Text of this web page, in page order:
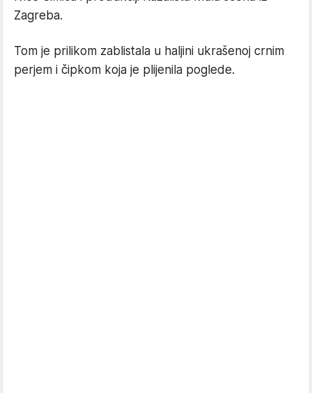
Zagreba.
Tom je prilikom zablistala u haljini ukrašenoj crnim
perjem i čipkom koja je plijenila poglede.